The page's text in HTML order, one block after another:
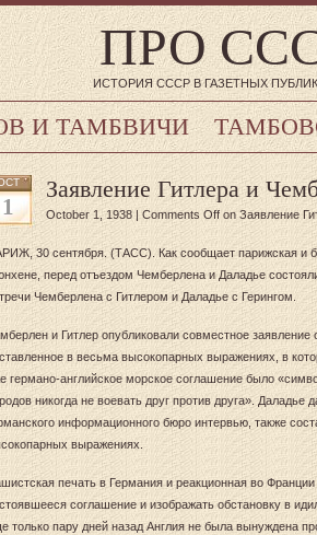
ПРО
ИСТОРИЯ СССР В ГАЗЕТНЫХ
И ТАМБВИЧИ
1
Заявление Гитлера и
October 1, 1938 | Comments Off on Заявление
30 сентября. (ТАСС). Как сообщает парижская и
перед отъездом Чемберлена и Даладье
Чемберлена с Гитлером и Даладье с Герингом.
и Гитлер опубликовалисовместное заявление
в весьма высокопарных выражениях, в
германо-английское морское соглашение было
никогда не воевать друг против друга». Даладье
информационного бюро интервью, также
выражениях.
печать в Германия и реакционная во
соглашение и изображать обстановку в
только пару дней назад Англия не была вынуждена